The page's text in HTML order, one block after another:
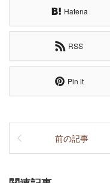
Hatena
RSS
Pin it
前の記事